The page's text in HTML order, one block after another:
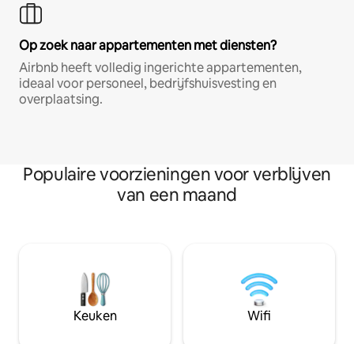
Op zoek naar appartementen met diensten?
Airbnb heeft volledig ingerichte appartementen,
ideaal voor personeel, bedrijfshuisvesting en
overplaatsing.
Populaire voorzieningen voor verblijven
van een maand
Keuken Wifi